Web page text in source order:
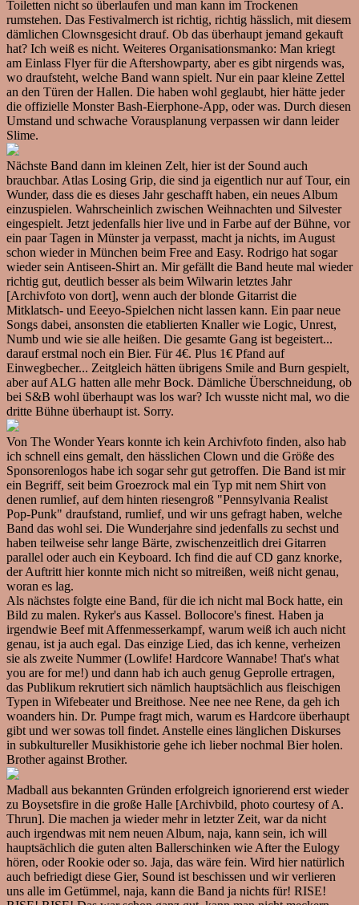
Toiletten nicht so überlaufen und man kann im Trockenen
rumstehen. Das Festivalmerch ist richtig, richtig hässlich, mit diesem
dämlichen Clownsgesicht drauf. Ob das überhaupt jemand gekauft
hat? Ich weiß es nicht. Weiteres Organisationsmanko: Man kriegt
am Einlass Flyer für die Aftershowparty, aber es gibt nirgends was,
wo draufsteht, welche Band wann spielt. Nur ein paar kleine Zettel
an den Türen der Hallen. Die haben wohl geglaubt, hier hätte jeder
die offizielle Monster Bash-Eierphone-App, oder was. Durch diesen
Umstand und schwache Vorausplanung verpassen wir dann leider
Slime.
Nächste Band dann im kleinen Zelt, hier ist der Sound auch
brauchbar. Atlas Losing Grip, die sind ja eigentlich nur auf Tour, ein
Wunder, dass die es dieses Jahr geschafft haben, ein neues Album
einzuspielen. Wahrscheinlich zwischen Weihnachten und Silvester
eingespielt. Jetzt jedenfalls hier live und in Farbe auf der Bühne, vor
ein paar Tagen in Münster ja verpasst, macht ja nichts, im August
schon wieder in München beim Free and Easy. Rodrigo hat sogar
wieder sein Antiseen-Shirt an. Mir gefällt die Band heute mal wieder
richtig gut, deutlich besser als beim Wilwarin letztes Jahr
[Archivfoto von dort], wenn auch der blonde Gitarrist die
Mitklatsch- und Eeeyo-Spielchen nicht lassen kann. Ein paar neue
Songs dabei, ansonsten die etablierten Knaller wie Logic, Unrest,
Numb und wie sie alle heißen. Die gesamte Gang ist begeistert...
darauf erstmal noch ein Bier. Für 4€. Plus 1€ Pfand auf
Einwegbecher... Zeitgleich hätten übrigens Smile and Burn gespielt,
aber auf ALG hatten alle mehr Bock. Dämliche Überschneidung, ob
bei S&B wohl überhaupt was los war? Ich wusste nicht mal, wo die
dritte Bühne überhaupt ist. Sorry.
Von The Wonder Years konnte ich kein Archivfoto finden, also hab
ich schnell eins gemalt, den hässlichen Clown und die Größe des
Sponsorenlogos habe ich sogar sehr gut getroffen. Die Band ist mir
ein Begriff, seit beim Groezrock mal ein Typ mit nem Shirt von
denen rumlief, auf dem hinten riesengroß "Pennsylvania Realist
Pop-Punk" draufstand, rumlief, und wir uns gefragt haben, welche
Band das wohl sei. Die Wunderjahre sind jedenfalls zu sechst und
haben teilweise sehr lange Bärte, zwischenzeitlich drei Gitarren
parallel oder auch ein Keyboard. Ich find die auf CD ganz knorke,
der Auftritt hier konnte mich nicht so mitreißen, weiß nicht genau,
woran es lag.
Als nächstes folgte eine Band, für die ich nicht mal Bock hatte, ein
Bild zu malen. Ryker's aus Kassel. Bollocore's finest. Haben ja
irgendwie Beef mit Affenmesserkampf, warum weiß ich auch nicht
genau, ist ja auch egal. Das einzige Lied, das ich kenne, verheizen
sie als zweite Nummer (Lowlife! Hardcore Wannabe! That's what
you are for me!) und dann hab ich auch genug Geprolle ertragen,
das Publikum rekrutiert sich nämlich hauptsächlich aus fleischigen
Typen in Wifebeater und Breithose. Nee nee nee Rene, da geh ich
woanders hin. Dr. Pumpe fragt mich, warum es Hardcore überhaupt
gibt und wer sowas toll findet. Anstelle eines länglichen Diskurses
in subkultureller Musikhistorie gehe ich lieber nochmal Bier holen.
Brother against Brother.
Madball aus bekannten Gründen erfolgreich ignorierend erst wieder
zu Boysetsfire in die große Halle [Archivbild, photo courtesy of A.
Thrun]. Die machen ja wieder mehr in letzter Zeit, war da nicht
auch irgendwas mit nem neuen Album, naja, kann sein, ich will
hauptsächlich die guten alten Ballerschinken wie After the Eulogy
hören, oder Rookie oder so. Jaja, das wäre fein. Wird hier natürlich
auch befriedigt diese Gier, Sound ist beschissen und wir verlieren
uns alle im Getümmel, naja, kann die Band ja nichts für! RISE!